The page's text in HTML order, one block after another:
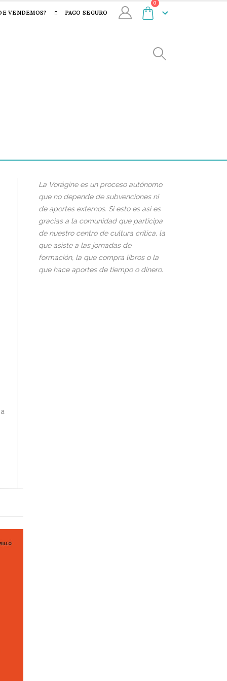
VENDEMOS? PAGO SEGURO
0
La Vorágine es un proceso autónomo
que no depende de subvenciones ni
de aportes externos. Si esto es así es
gracias a la comunidad que participa
de nuestro centro de cultura crítica, la
que asiste a las jornadas de
formación, la que compra libros o la
que hace aportes de tiempo o dinero.